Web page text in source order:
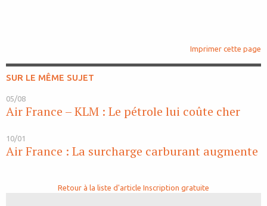
Imprimer cette page
SUR LE MÊME SUJET
05/08
Air France – KLM : Le pétrole lui coûte cher
10/01
Air France : La surcharge carburant augmente
Retour à la liste d'article Inscription gratuite